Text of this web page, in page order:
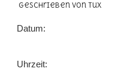
geschrieben von Tux
Datum:
Uhrzeit: